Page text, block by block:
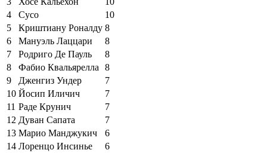
4
Сусо
10
5
Криштиану Роналду 8
6
Мануэль Лаццари
8
7
Родриго Де Пауль
8
8
Фабио Квальярелла
8
9
Дженгиз Ундер
7
10 Йосип Иличич
7
11 Раде Крунич
7
12 Дуван Сапата
7
13 Марио Манджукич
6
14 Лоренцо Инсинье
6